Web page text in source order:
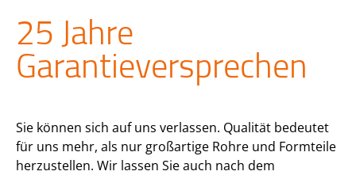
25 Jahre
Garantieversprechen
Sie können sich auf uns verlassen. Qualität bedeutet
für uns mehr, als nur großartige Rohre und Formteile
herzustellen. Wir lassen Sie auch nach dem